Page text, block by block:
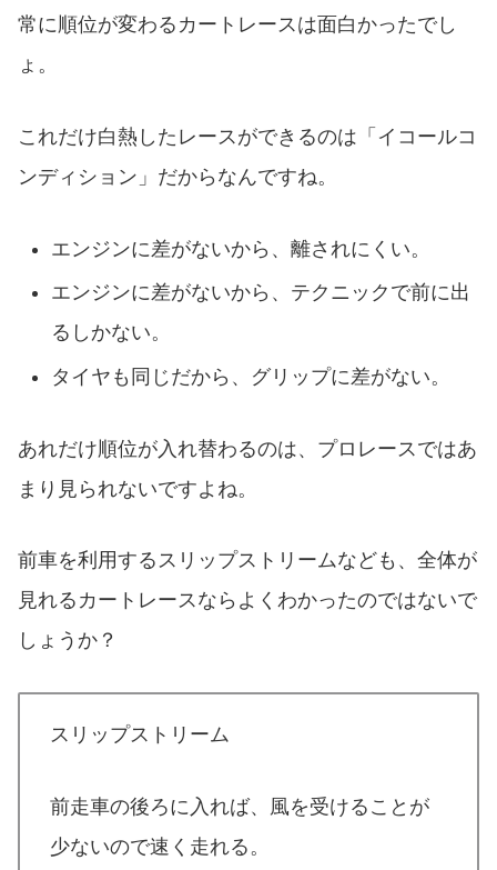
常に順位が変わるカートレースは面白かったでし
ょ。
これだけ白熱したレースができるのは「イコールコ
ンディション」だからなんですね。
エンジンに差がないから、離されにくい。
エンジンに差がないから、テクニックで前に出
るしかない。
タイヤも同じだから、グリップに差がない。
あれだけ順位が入れ替わるのは、プロレースではあ
まり見られないですよね。
前車を利用するスリップストリームなども、全体が
見れるカートレースならよくわかったのではないで
しょうか？
スリップストリーム
前走車の後ろに入れば、風を受けることが
少ないので速く走れる。